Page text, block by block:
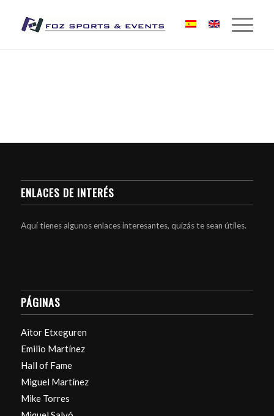
ENLACES DE INTERÉS
Aquí tienes algunos enlaces interesantes, quizás te sean útiles.
PÁGINAS
Aitor Etxeguren
Emilio Martínez
Hall of Fame
Miguel Martínez
Mike Torres